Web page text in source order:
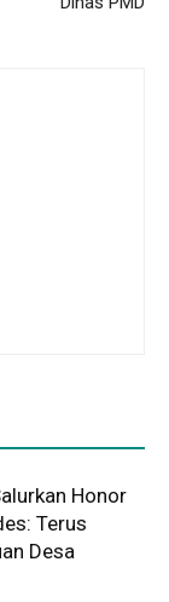
Honor
Terus
Desa